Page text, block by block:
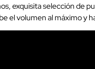
exquisita selección de
el volumen al máximo y